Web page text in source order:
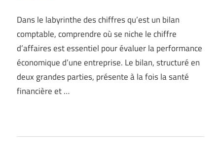
Dans le labyrinthe des chiffres qu’est un bilan
comptable, comprendre où se niche le chiffre
d’affaires est essentiel pour évaluer la performance
économique d’une entreprise. Le bilan, structuré en
deux grandes parties, présente à la fois la santé
financière et …